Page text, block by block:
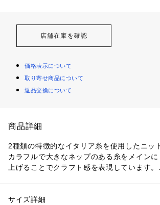
店舗在庫を確認
価格表示について
取り寄せ商品について
返品交換について
商品詳細
2種類の特徴的なイタリア糸を使用したニッ
カラフルで大きなネップのある糸をメイン
上げることでクラフト感を表現しています。
裾と袖口には異素材を使ったボーダー柄をア
性別：レディース
サイズ詳細